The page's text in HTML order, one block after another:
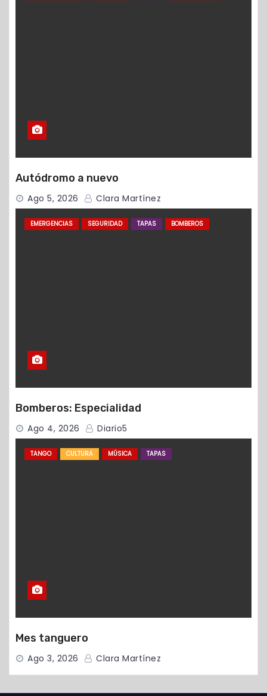
Autódromo a nuevo
Ago 5, 2026 Clara Martínez
EMERGENCIAS SEGURIDAD TAPAS BOMBEROS
Bomberos: Especialidad
Ago 4, 2026 Diario5
TANGO CULTURA MÚSICA TAPAS
Mes tanguero
Ago 3, 2026 Clara Martínez